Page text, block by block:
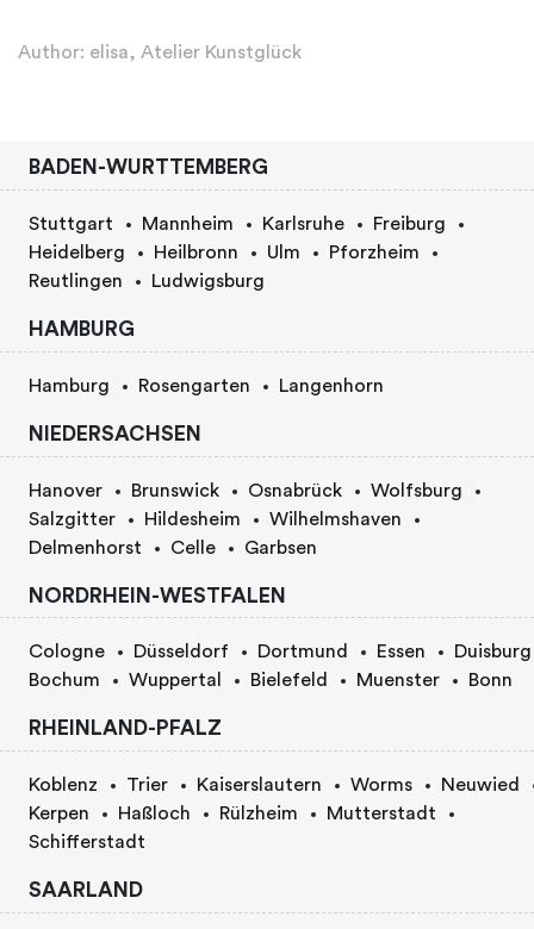
Author: elisa, Atelier Kunstglück
BADEN-WURTTEMBERG
Stuttgart Mannheim Karlsruhe
Freiburg
Heidelberg
Heilbronn Ulm
Pforzheim
Reutlingen
Ludwigsburg
HAMBURG
Hamburg Rosengarten Langenhorn
NIEDERSACHSEN
Hanover Brunswick Osnabrück
Wolfsburg
Salzgitter
Hildesheim
Wilhelmshaven
Delmenhorst
Celle Garbsen
NORDRHEIN-WESTFALEN
Cologne Düsseldorf Dortmund Essen
Duisburg
Bochum
Wuppertal Bielefeld Muenster Bonn
RHEINLAND-PFALZ
Koblenz Trier Kaiserslautern Worms
Neuwied
Kerpen
Haßloch Rülzheim
Mutterstadt
Schifferstadt
SAARLAND